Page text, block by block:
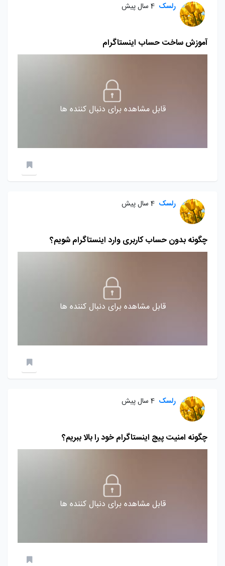
رلسک 4 سال پیش
آموزش ساخت حساب اینستاگرام
قابل مشاهده برای دنبال کننده ها
رلسک 4 سال پیش
چگونه بدون حساب کاربری وارد اینستاگرام شویم؟
قابل مشاهده برای دنبال کننده ها
رلسک 4 سال پیش
چگونه امنیت پیج اینستاگرام خود را بالا ببریم؟
قابل مشاهده برای دنبال کننده ها